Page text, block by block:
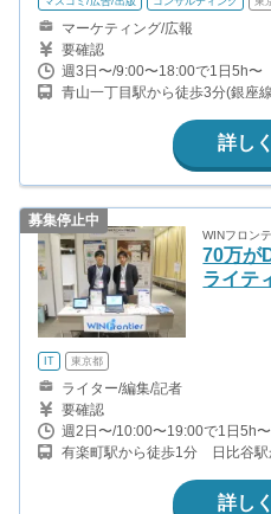
マーケティング/広報
要確認
週3日〜/9:00〜18:00で1日5h〜
青山一丁目駅から徒歩3分(銀座
から徒歩15分(中央・総武線)
詳し
募集停止中
WINフロン
70万が
ライテ
IT 東京都
ライター/編集/記者
要確認
週2日〜/10:00〜19:00で1日5h〜
有楽町駅から徒歩1分 日比谷
詳し